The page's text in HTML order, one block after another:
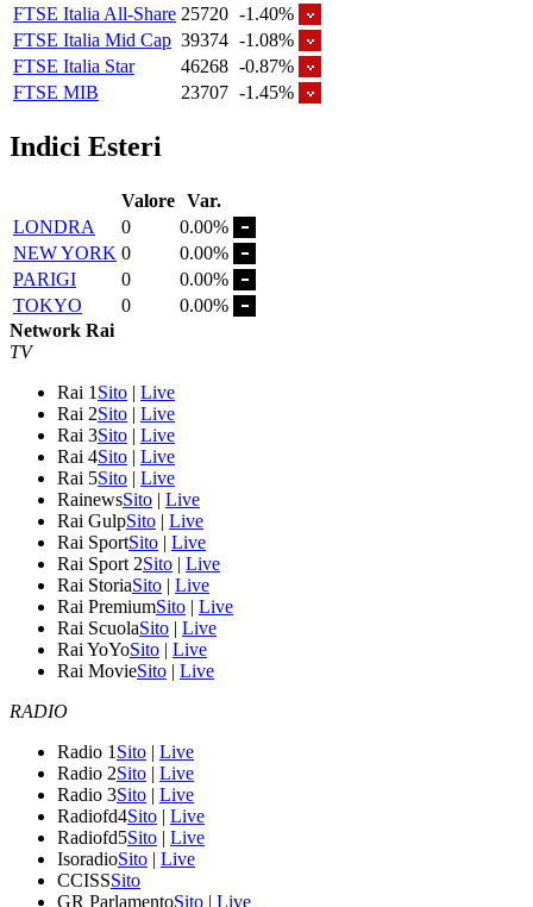
FTSE Italia All-Share 25720 -1.40%
FTSE Italia Mid Cap 39374 -1.08%
FTSE Italia Star
46268 -0.87%
FTSE MIB
23707 -1.45%
Indici Esteri
Valore Var.
LONDRA
0
0.00%
NEW YORK 0
0.00%
PARIGI
0
0.00%
TOKYO
0
0.00%
Network Rai
TV
Rai 1 Sito | Live
Rai 2Sito | Live
Rai 3Sito | Live
Rai 4Sito | Live
Rai 5Sito | Live
RainewsSito | Live
Rai GulpSito | Live
Rai SportSito | Live
Rai Sport 2Sito | Live
Rai StoriaSito | Live
Rai PremiumSito | Live
Rai ScuolaSito | Live
Rai YoYoSito | Live
Rai MovieSito | Live
RADIO
Radio 1 Sito | Live
Radio 2Sito | Live
Radio 3Sito | Live
Radiofd4Sito | Live
Radiofd5Sito | Live
IsoradioSito | Live
CCISSSito
GR ParlamentoSito | Live